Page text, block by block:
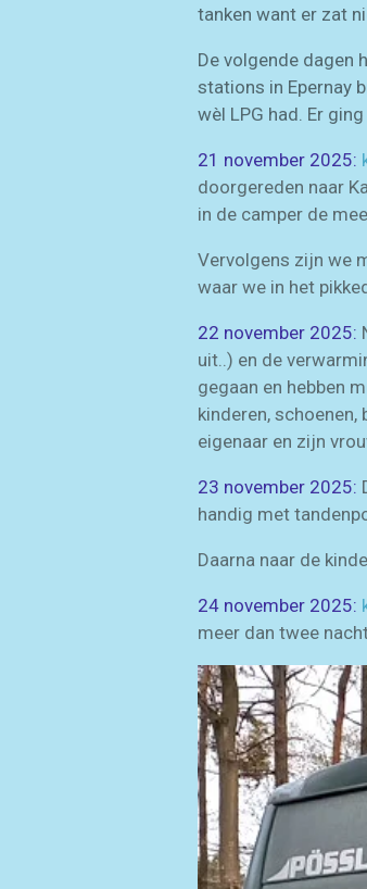
tanken want er zat
De volgende dagen
stations in Epernay
wèl LPG had. Er
21 november 2025:
doorgereden naar
in de camper de
Vervolgens zijn we
waar we in het
22 november 2025:
uit..) en de
gegaan en hebben
kinderen,
eigenaar en zijn
23 november 2025:
handig met
Daarna naar de
24 november 2025:
meer dan twee